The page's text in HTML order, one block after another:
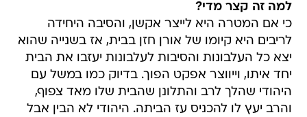
למה זה קצר מדי?
כי אם המטרה היא לייצר אקשן, והסיבה היחידה
לריבים היא קיומו של אורן חזן בבית, אז בשנייה שהוא
יצא כל העלבונות והסיבות לעלבונות יעזבו את הבית
יחד איתו, וייווצר אפקט הפוך. בדיוק כמו במשל עם
היהודי שהלך לרב והתלונן שהבית שלו מאד צפוף,
והרב יעץ לו להכניס עז הביתה. היהודי לא הבין אבל